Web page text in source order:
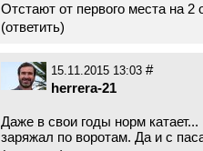
Отстают от первого места на 2
(ответить)
15.11.2015 13:03 #
herrera-21
Даже в свои годы норм
заряжал по воротам. Да и с